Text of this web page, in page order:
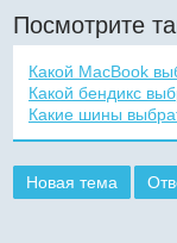
Посмотрите
Какой MacBook
Какой бендикс
Какие шины
Новая тема